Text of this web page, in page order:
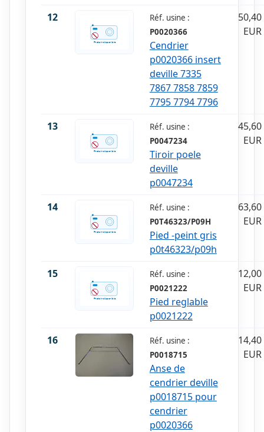
12
Réf. usine :
P0020366
Cendrier
p0020366 insert
deville 7335
7867 7858 7859
7795 7794 7796
50,40
EUR
13
Réf. usine :
P0047234
Tiroir poele
deville
p0047234
45,60
EUR
14
Réf. usine :
P0T46323/P09H
Pied -peint gris
p0t46323/p09h
63,60
EUR
15
Réf. usine :
P0021222
Pied reglable
p0021222
12,00
EUR
16
Réf. usine :
P0018715
Anse de
cendrier deville
p0018715 pour
cendrier
p0020366
14,40
EUR